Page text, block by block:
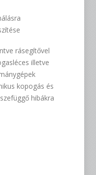
rásegítővel
illetve
kopogás és
hibákra